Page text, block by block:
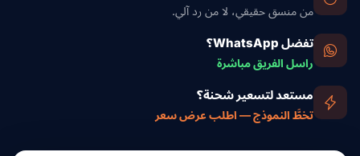
من منسق حقيقي، لا من رد آلي.
تفضل WhatsApp؟
راسل الفريق مباشرة
مستعد لتسعير شحنة؟
تخطَّ النموذج — اطلب عرض سعر